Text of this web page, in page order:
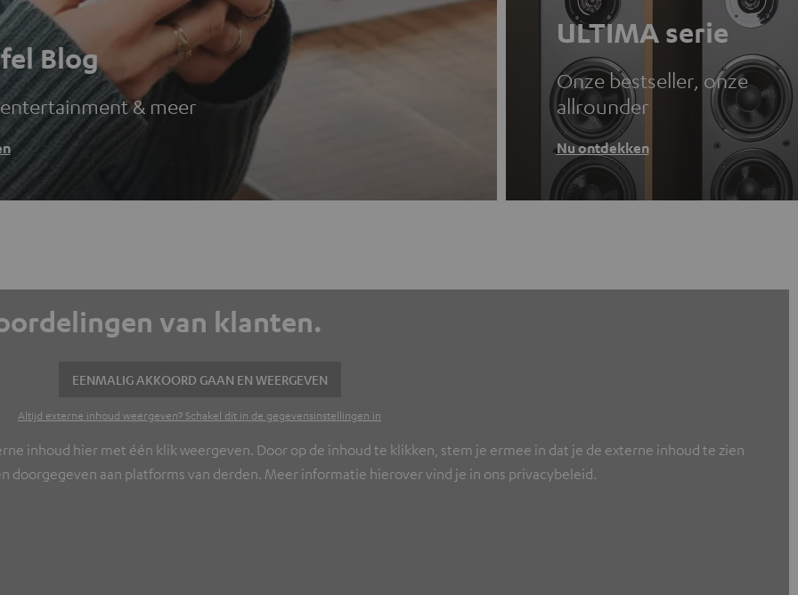
Blog
& meer
ULTIMA serie
Onze bestseller, onze
allrounder
Nu ontdekken
van klanten.
EENMALIG AKKOORD GAAN EN WEERGEVEN
Altijd externe inhoud weergeven? Schakel dit in de gegevensinstellingen in
inhoud hier met één klik weergeven. Door op de inhoud te klikken, stem je ermee in dat je de externe inhoud te zien
aan platforms van derden. Meer informatie hierover vind je in ons privacybeleid.